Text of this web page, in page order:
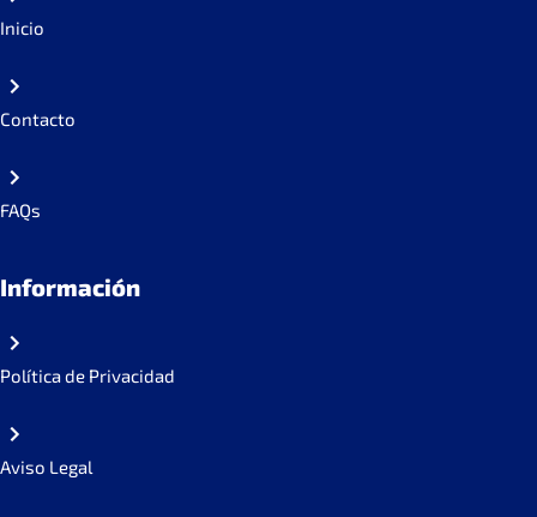
Inicio
Contacto
FAQs
Información
Política de Privacidad
Aviso Legal